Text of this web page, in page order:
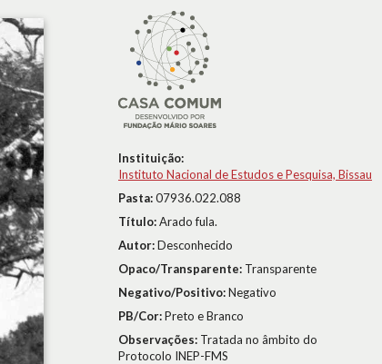
Instituição:
Instituto Nacional de Estudos e Pesquisa, Bissau
Pasta:07936.022.088
Título:Arado fula.
Autor:Desconhecido
Opaco/Transparente: Transparente
Negativo/Positivo:Negativo
PB/Cor:Preto e Branco
Observações: Tratada no âmbito do
Protocolo INEP-FMS